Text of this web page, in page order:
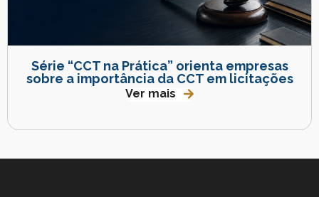
Série “CCT na Prática” orienta empresas
sobre a importância da CCT em licitações
Ver mais